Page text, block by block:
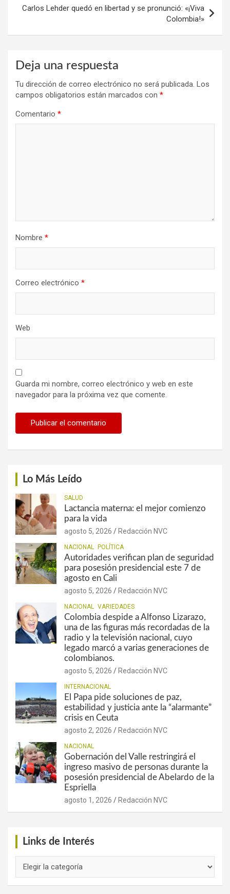
Carlos Lehder quedó en libertad y se pronunció: «¡Viva
Colombia!»
Deja una respuesta
Tu dirección de correo electrónico no será publicada. Los
campos obligatorios están marcados con *
Comentario *
Nombre *
Correo electrónico *
Web
Guarda mi nombre, correo electrónico y web en este
navegador para la próxima vez que comente.
Lo Más Leído
SALUD
Lactancia materna: el mejor comienzo
para la vida
agosto 5, 2026 Redacción NVC
NACIONAL POLÍTICA
Autoridades verifican plan de seguridad
para posesión presidencial este 7 de
agosto en Cali
agosto 5, 2026 Redacción NVC
NACIONAL VARIEDADES
Colombia despide a Alfonso Lizarazo,
una de las figuras más recordadas de la
radio y la televisión nacional, cuyo
legado marcó a varias generaciones de
colombianos.
agosto 5, 2026 Redacción NVC
INTERNACIONAL
El Papa pide soluciones de paz,
estabilidad y justicia ante la “alarmante”
crisis en Ceuta
agosto 2, 2026 Redacción NVC
NACIONAL
Gobernación del Valle restringirá el
ingreso masivo de personas durante la
posesión presidencial de Abelardo de la
Espriella
agosto 1, 2026 Redacción NVC
Links de Interés